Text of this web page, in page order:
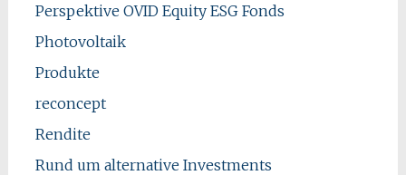
Perspektive OVID Equity ESG Fonds
Photovoltaik
Produkte
reconcept
Rendite
Rund um alternative Investments